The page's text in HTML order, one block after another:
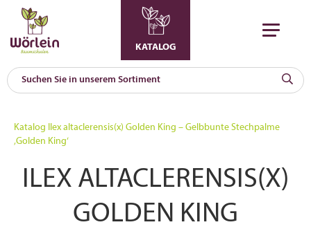
KATALOG
Katalog Ilex altaclerensis(x) Golden King – Gelbbunte Stechpalme
‚Golden King‘
ILEX ALTACLERENSIS(X)
GOLDEN KING